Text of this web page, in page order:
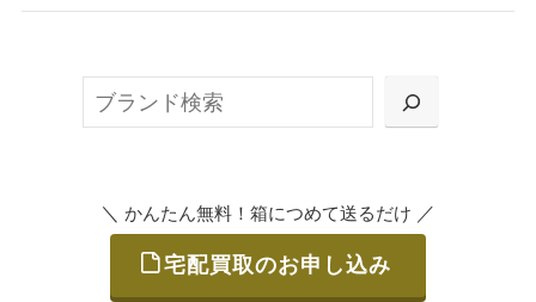
または梱包材不要の「集荷申込」からお選び
ご発送
＼ かんたん無料！箱につめて送るだけ ／
宅配買取のお申し込み